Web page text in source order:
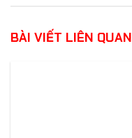
BÀI VIẾT LIÊN QUAN